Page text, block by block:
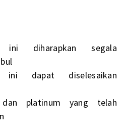
ini diharapkan segala
ini dapat diselesaikan
platinum yang telah